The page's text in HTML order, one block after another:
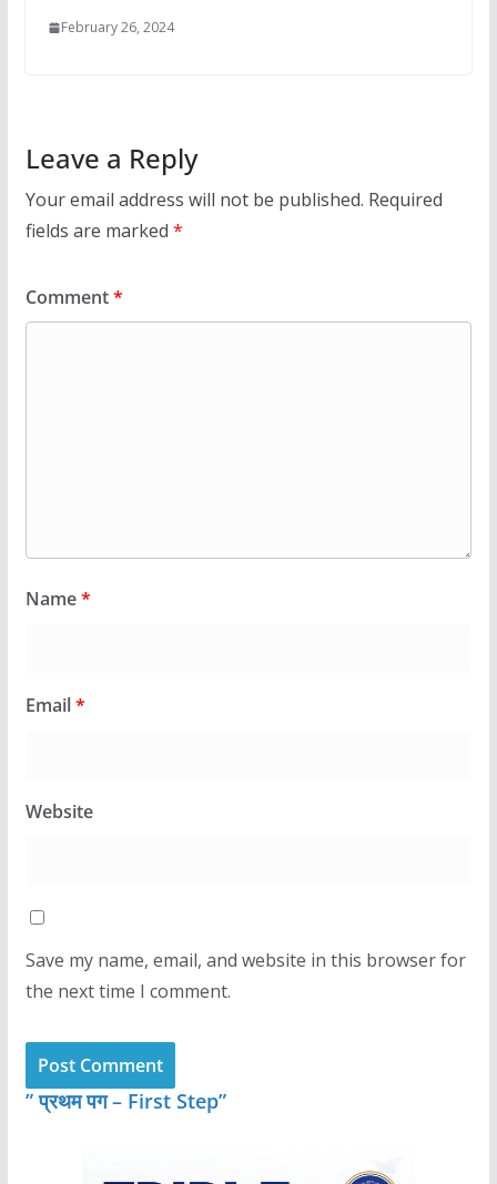
February 26, 2024
Leave a Reply
Your email address will not be published. Required
fields are marked *
Comment*
Name*
Email*
Website
Save my name, email, and website in this browser for
the next time I comment.
” प्रथम पग – First Step”